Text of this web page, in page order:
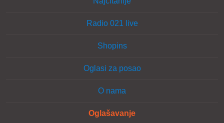
Radio 021 live
Shopins
Oglasi za posao
O nama
Oglašavanje